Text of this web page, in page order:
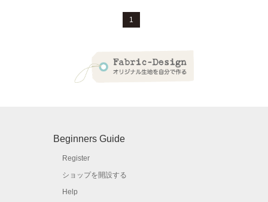
1
Beginners Guide
Register
ショップを開設する
Help